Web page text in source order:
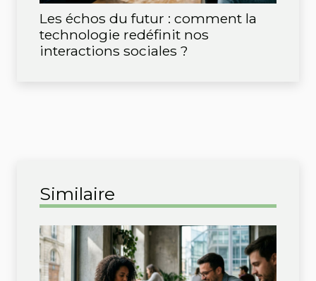
Les échos du futur : comment la
technologie redéfinit nos
interactions sociales ?
Similaire